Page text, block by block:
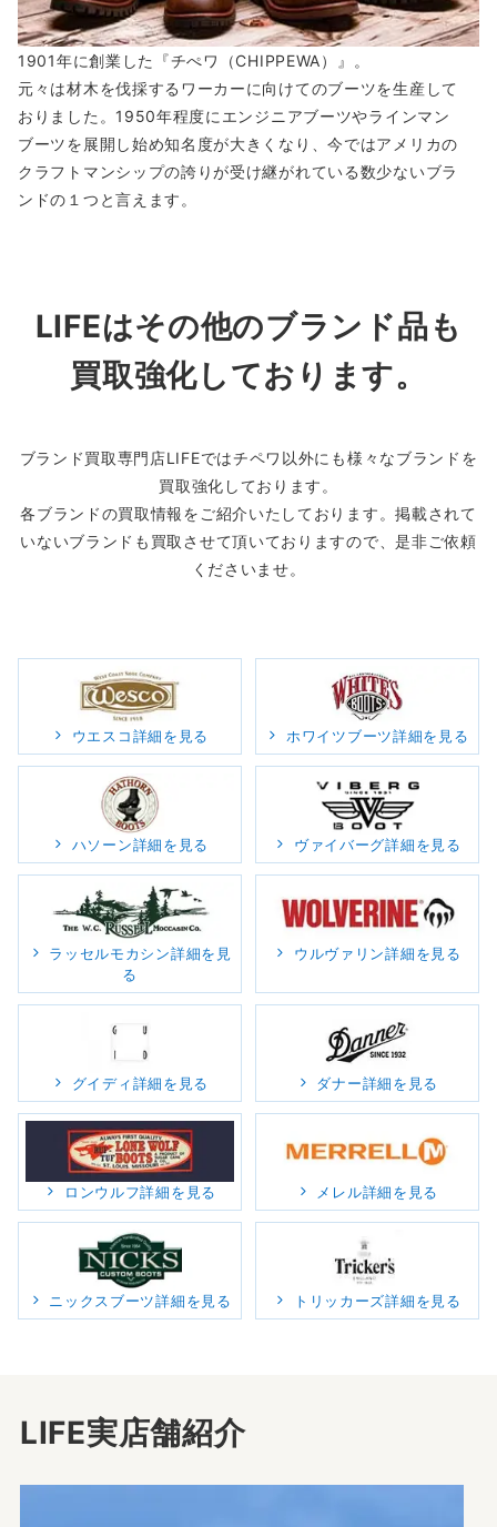
1901年に創業した『チぺワ（CHIPPEWA）』。
元々は材木を伐採するワーカーに向けてのブーツを生産して
おりました。1950年程度にエンジニアブーツやラインマン
ブーツを展開し始め知名度が大きくなり、今ではアメリカの
クラフトマンシップの誇りが受け継がれている数少ないブラ
ンドの１つと言えます。
LIFEはその他のブランド品も
買取強化しております。
ブランド買取専門店LIFEではチペワ以外にも様々なブランドを
買取強化しております。
各ブランドの買取情報をご紹介いたしております。掲載されて
いないブランドも買取させて頂いておりますので、是非ご依頼
くださいませ。
ウエスコ詳細を見る ホワイツブーツ詳細を見る
ハソーン詳細を見る ヴァイバーグ詳細を見る
ラッセルモカシン詳細を見
る
ウルヴァリン詳細を見る
グイディ詳細を見る ダナー詳細を見る
ロンウルフ詳細を見る メレル詳細を見る
ニックスブーツ詳細を見る トリッカーズ詳細を見る
LIFE実店舗紹介